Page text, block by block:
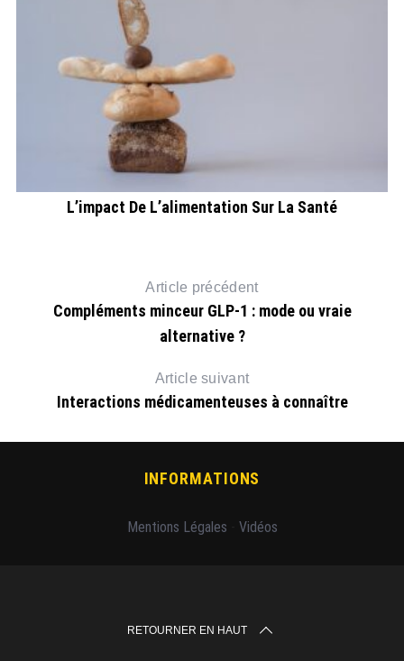
L’impact De L’alimentation Sur La Santé
Article précédent
Compléments minceur GLP-1 : mode ou vraie
alternative ?
Article suivant
Interactions médicamenteuses à connaître
INFORMATIONS
Mentions Légales Vidéos
RETOURNER EN HAUT